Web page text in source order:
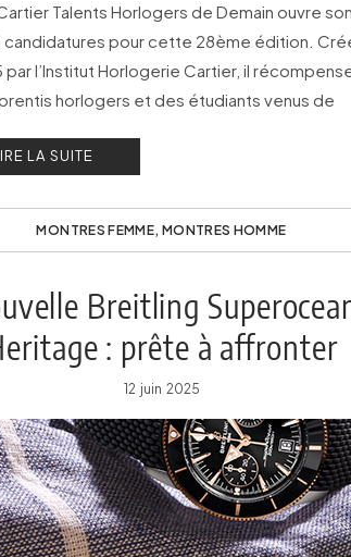
Talents Horlogers de Demain ouvre
candidatures pour cette 28ème édition.
par l’Institut Horlogerie Cartier, il
horlogers et des étudiants venus de
LA SUITE
MONTRES FEMME, MONTRES HOMME
Breitling
: prête à affronter
l’océan !
12 juin 2025